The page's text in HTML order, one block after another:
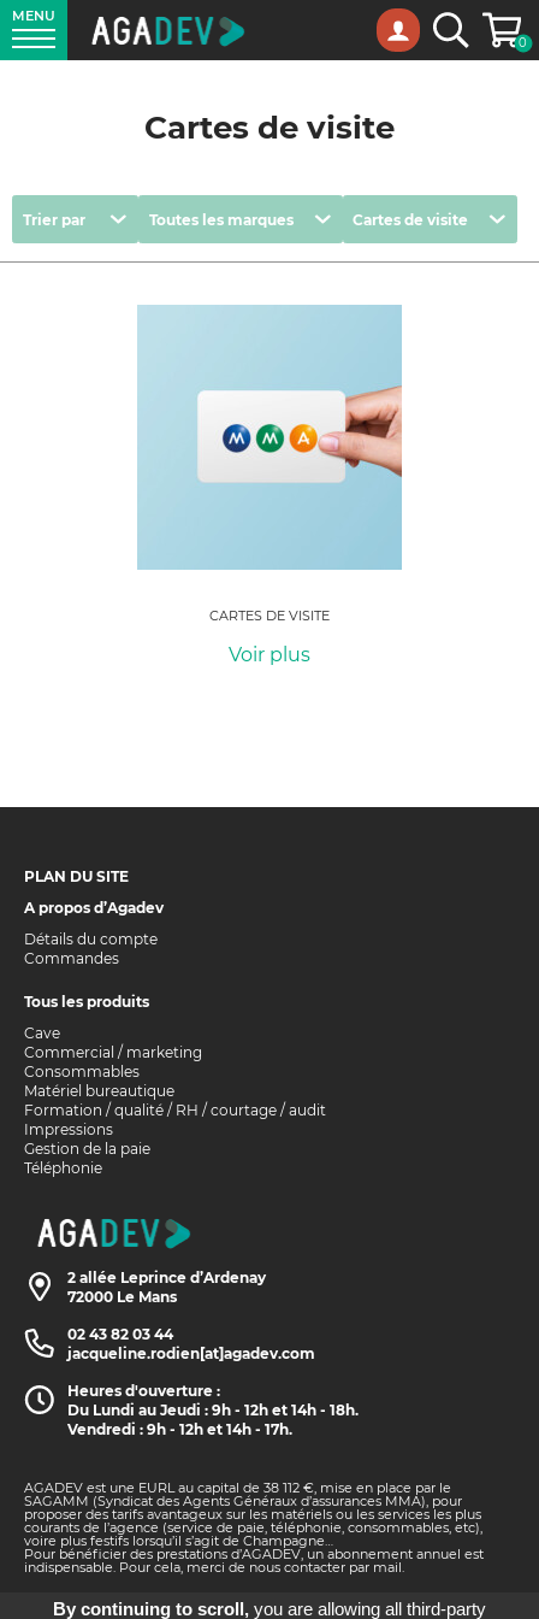
MENU
Recherche0
Cartes de visite
Trier
par
Trier par Toutes les marques
Catégories
Cartes de visite
CARTES DE VISITE
Voir plus
PLAN DU SITE
A propos d’Agadev
Détails du compte
Commandes
Tous les produits
Cave
Commercial / marketing
Consommables
Matériel bureautique
Formation / qualité / RH / courtage / audit
Impressions
Gestion de la paie
Téléphonie
2 allée Leprince d’Ardenay
72000 Le Mans
02 43 82 03 44
jacqueline.rodien[at]agadev.com
Heures d'ouverture :
Du Lundi au Jeudi : 9h - 12h et 14h - 18h.
Vendredi : 9h - 12h et 14h - 17h.
AGADEV est une EURL au capital de 38 112 €, mise en place par le
SAGAMM (Syndicat des Agents Généraux d’assurances MMA), pour
proposer des tarifs avantageux sur les matériels ou les services les plus
courants de l’agence (service de paie, téléphonie, consommables, etc),
voire plus festifs lorsqu’il s’agit de Champagne…
Pour bénéficier des prestations d’AGADEV, un abonnement annuel est
indispensable. Pour cela, merci de nous contacter par mail.
Secrétaire : Jacqueline RODIEN.
By continuing to scroll,you are allowing all third-party